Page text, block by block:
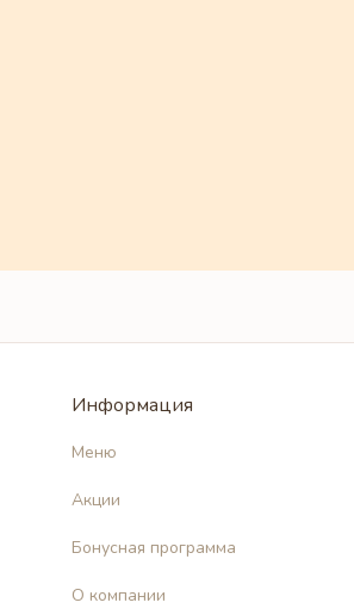
Информация
Меню
Акции
Бонусная программа
О компании